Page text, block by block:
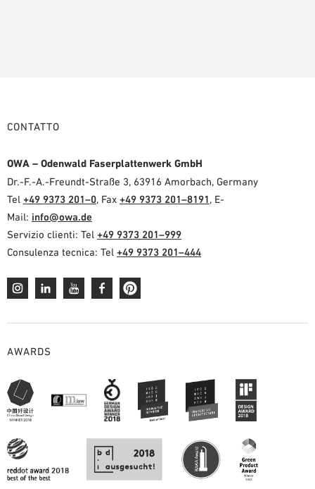
CONTATTO
OWA – Odenwald Faserplattenwerk GmbH
Dr.-F.-A.-Freundt-Straße 3, 63916 Amorbach, Germany
Tel +49 9373 201–0, Fax +49 9373 201–8191, E-
Mail: info@owa.de
Servizio clienti: Tel +49 9373 201–999
Consulenza tecnica: Tel +49 9373 201–444
AWARDS